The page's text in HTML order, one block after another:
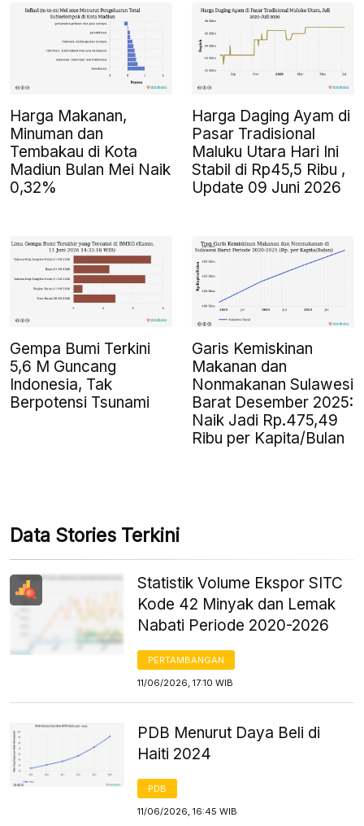
Harga Makanan,
Minuman dan
Tembakau di Kota
Madiun Bulan Mei Naik
0,32%
Harga Daging Ayam di
Pasar Tradisional
Maluku Utara Hari Ini
Stabil di Rp45,5 Ribu ,
Update 09 Juni 2026
Gempa Bumi Terkini
5,6 M Guncang
Indonesia, Tak
Berpotensi Tsunami
Garis Kemiskinan
Makanan dan
Nonmakanan Sulawesi
Barat Desember 2025:
Naik Jadi Rp.475,49
Ribu per Kapita/Bulan
Data Stories Terkini
Statistik Volume Ekspor SITC
Kode 42 Minyak dan Lemak
Nabati Periode 2020-2026
PERTAMBANGAN
11/06/2026, 17:10 WIB
PDB Menurut Daya Beli di
Haiti 2024
PDB
11/06/2026, 16:45 WIB